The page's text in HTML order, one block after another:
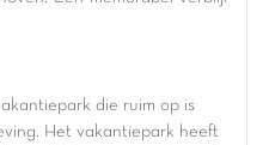
die ruim op is
Het vakantiepark heeft